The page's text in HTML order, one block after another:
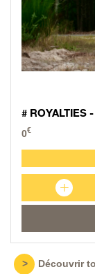
# ROYALTIES -
0€
+
>
Découvrir